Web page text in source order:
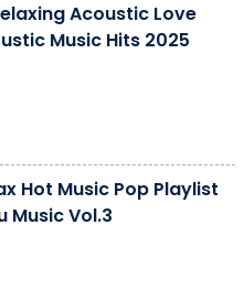
Acoustic Love
Music Hits 2025
Hot Music Pop Playlist
Music Vol.3